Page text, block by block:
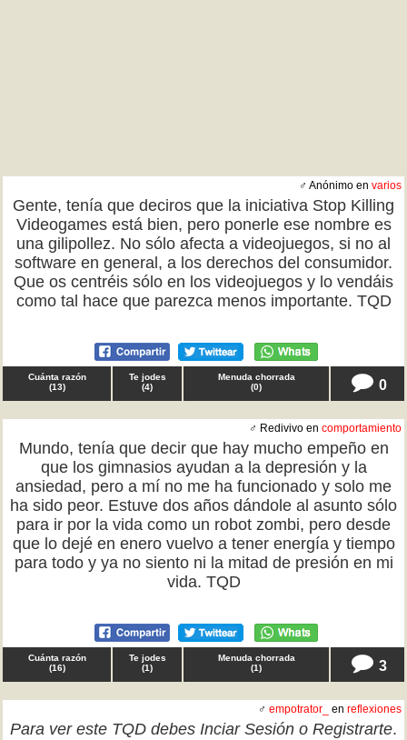
♂ Anónimo en varios
Gente, tenía que deciros que la iniciativa Stop Killing
Videogames está bien, pero ponerle ese nombre es
una gilipollez. No sólo afecta a videojuegos, si no al
software en general, a los derechos del consumidor.
Que os centréis sólo en los videojuegos y lo vendáis
como tal hace que parezca menos importante. TQD
Cuánta razón
(13)
Te jodes
(4)
Menuda chorrada
(0) 0
♂ Redivivo en comportamiento
Mundo, tenía que decir que hay mucho empeño en
que los gimnasios ayudan a la depresión y la
ansiedad, pero a mí no me ha funcionado y solo me
ha sido peor. Estuve dos años dándole al asunto sólo
para ir por la vida como un robot zombi, pero desde
que lo dejé en enero vuelvo a tener energía y tiempo
para todo y ya no siento ni la mitad de presión en mi
vida. TQD
Cuánta razón
(16)
Te jodes
(1)
Menuda chorrada
(1) 3
♂ empotrator_ en reflexiones
Para ver este TQD debes Inciar Sesión o Registrarte.